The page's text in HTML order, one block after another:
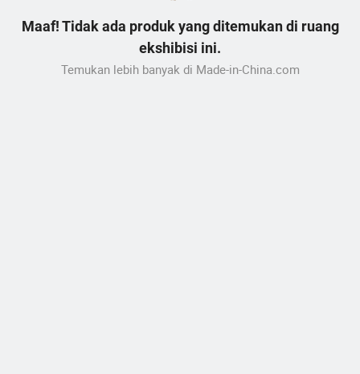
Maaf! Tidak ada produk yang ditemukan di ruang
ekshibisi ini.
Temukan lebih banyak di Made-in-China.com